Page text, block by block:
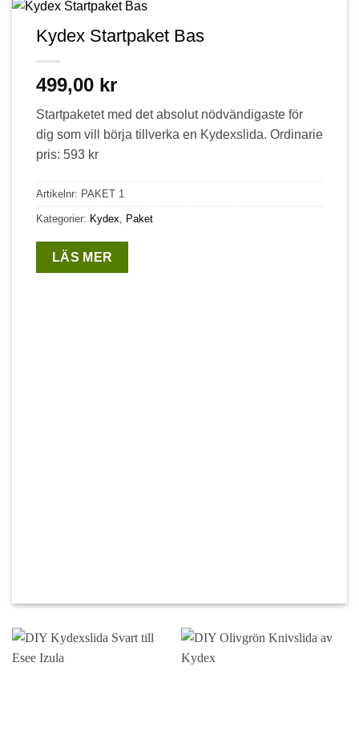
Kydex Startpaket Bas
499,00 kr
Startpaketet med det absolut nödvändigaste för
dig som vill börja tillverka en Kydexslida. Ordinarie
pris: 593 kr
Artikelnr: PAKET 1
Kategorier: Kydex, Paket
LÄS MER